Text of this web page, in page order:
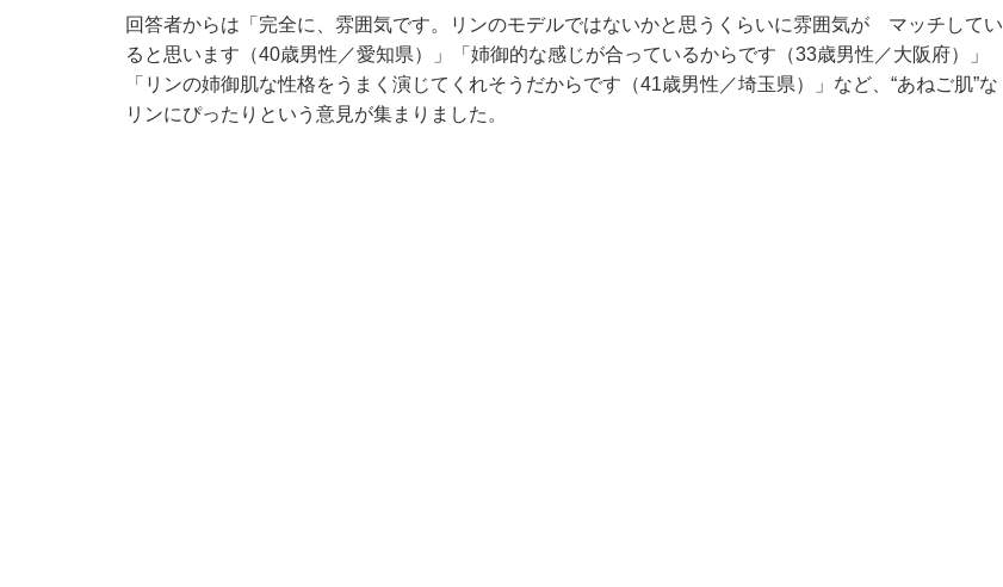
回答者からは「完全に、雰囲気です。リンのモデルではないかと思うくらいに雰囲気が マッチしてい
ると思います（40歳男性／愛知県）」「姉御的な感じが合っているからです（33歳男性／大阪府）」
「リンの姉御肌な性格をうまく演じてくれそうだからです（41歳男性／埼玉県）」など、“あねご肌”な
リンにぴったりという意見が集まりました。